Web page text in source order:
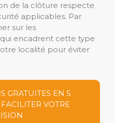
de la clôture respecte
applicables. Par
sur les
encadrent cette type
localité pour éviter
GRATUITES EN 5
VOTRE